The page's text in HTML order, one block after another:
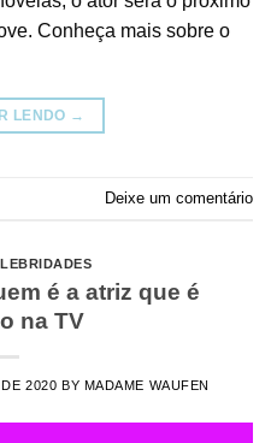
Conheça mais sobre o
LENDO →
Deixe um comentário
é a atriz que é
na TV
2020 BY MADAME WAUFEN